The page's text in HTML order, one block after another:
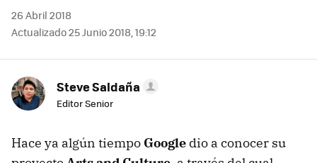
26 Abril 2018
Actualizado 25 Junio 2018, 19:12
Steve Saldaña
Editor Senior
Hace ya algún tiempo Google dio a conocer su